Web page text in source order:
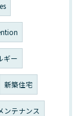
ギー
新築住宅
ンテナンス